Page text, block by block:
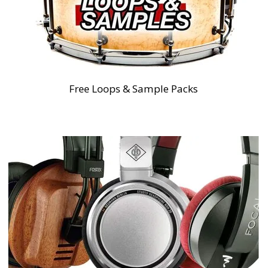
Free Loops & Sample Packs